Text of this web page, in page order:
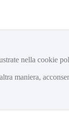
nella cookie
maniera,